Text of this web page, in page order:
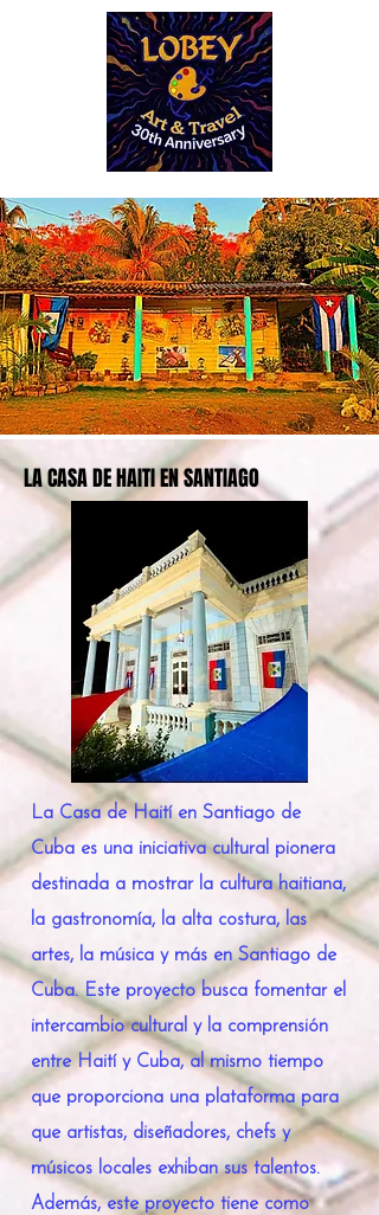
LA CASA DE HAITI EN SANTIAGO
LA CASA DE HAITI EN SANTIAGO
La Casa de Haití en Santiago de
Cuba es una iniciativa cultural pionera
destinada a mostrar la cultura haitiana,
la gastronomía, la alta costura, las
artes, la música y más en Santiago de
Cuba. Este proyecto busca fomentar el
intercambio cultural y la comprensión
entre Haití y Cuba, al mismo tiempo
que proporciona una plataforma para
que artistas, diseñadores, chefs y
músicos locales exhiban sus talentos.
Además, este proyecto tiene como